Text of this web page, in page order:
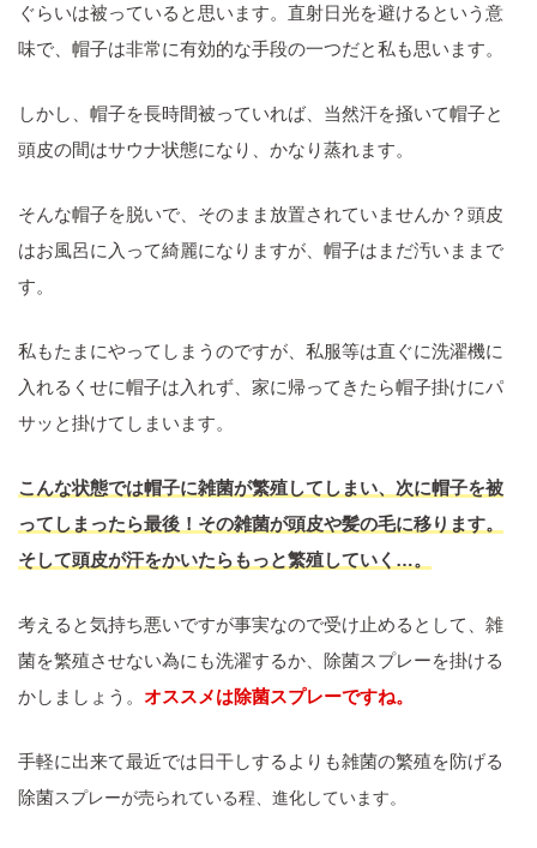
ぐらいは被っていると思います。直射日光を避けるという意
味で、帽子は非常に有効的な手段の一つだと私も思います。
しかし、帽子を長時間被っていれば、当然汗を掻いて帽子と
頭皮の間はサウナ状態になり、かなり蒸れます。
そんな帽子を脱いで、そのまま放置されていませんか？頭皮
はお風呂に入って綺麗になりますが、帽子はまだ汚いままで
す。
私もたまにやってしまうのですが、私服等は直ぐに洗濯機に
入れるくせに帽子は入れず、家に帰ってきたら帽子掛けにパ
サッと掛けてしまいます。
こんな状態では帽子に雑菌が繁殖してしまい、次に帽子を被
ってしまったら最後！その雑菌が頭皮や髪の毛に移ります。
そして頭皮が汗をかいたらもっと繁殖していく…。
考えると気持ち悪いですが事実なので受け止めるとして、雑
菌を繁殖させない為にも洗濯するか、除菌スプレーを掛ける
かしましょう。 オススメは除菌スプレーですね。
手軽に出来て最近では日干しするよりも雑菌の繁殖を防げる
除菌スプレーが売られている程、進化しています。